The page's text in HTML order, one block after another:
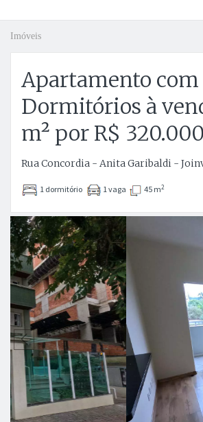
Imóveis
Apartamento com
Dormitórios à
m² por R$
Rua Concordia - Anita Garibaldi -
1 dormitório 1 vaga 45 m2
Anterior